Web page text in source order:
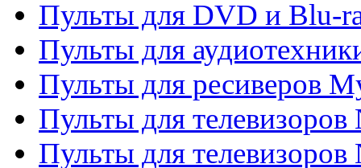
Пульты для DVD и Blu-
Пульты для
Пульты для ресиверов
Пульты для телевизоров
Пульты для телевизоров